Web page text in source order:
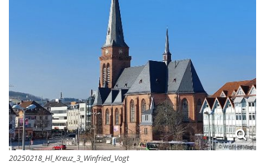
© Winfried Vogt
20250218_Hl_Kreuz_3_Winfried_Vogt